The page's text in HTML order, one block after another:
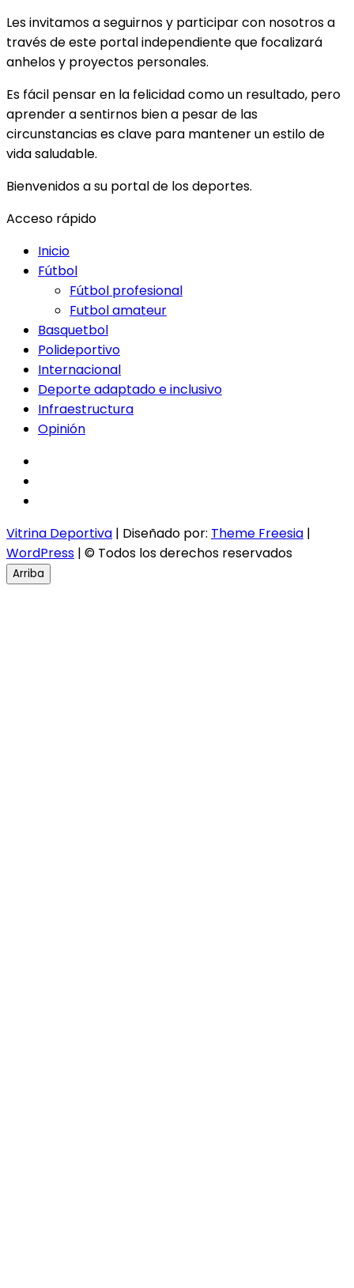
Les invitamos a seguirnos y participar con nosotros a
través de este portal independiente que focalizará
anhelos y proyectos personales.
Es fácil pensar en la felicidad como un resultado, pero
aprender a sentirnos bien a pesar de las
circunstancias es clave para mantener un estilo de
vida saludable.
Bienvenidos a su portal de los deportes.
Acceso rápido
Inicio
Fútbol
Fútbol profesional
Futbol amateur
Basquetbol
Polideportivo
Internacional
Deporte adaptado e inclusivo
Infraestructura
Opinión
Vitrina Deportiva | Diseñado por: Theme Freesia |
WordPress | © Todos los derechos reservados
Arriba